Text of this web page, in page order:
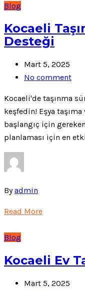
Blog
Kocaeli
Desteği
Mart 5, 2025
No comment
Kocaeli'de taşınma
keşfedin! Eşya
başlangıç için
planlaması için en
Byadmin
Read More
Blog
Kocaeli Ev
Mart 5, 2025